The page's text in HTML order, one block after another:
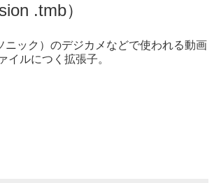
.tmb）
ニック）のデジカメなどで使われる動画
イルにつく拡張子。